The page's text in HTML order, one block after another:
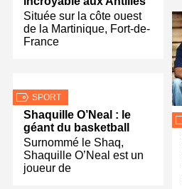
Située sur la côte ouest
de la Martinique, Fort-de-
France
SPORT
Shaquille O’Neal : le
géant du basketball
Surnommé le Shaq,
Shaquille O’Neal est un
joueur de